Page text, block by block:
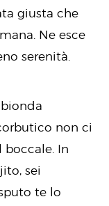
giusta che
Ne esce
serenità.
non ci
In
sei
te lo